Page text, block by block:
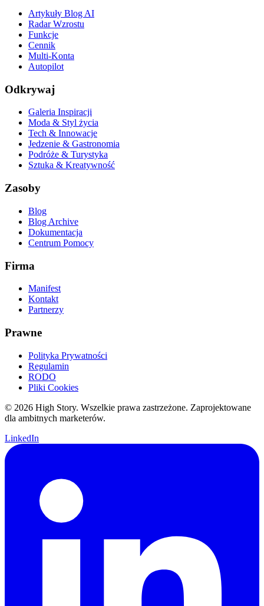
Artykuły Blog AI
Radar Wzrostu
Funkcje
Cennik
Multi-Konta
Autopilot
Odkrywaj
Galeria Inspiracji
Moda & Styl życia
Tech & Innowacje
Jedzenie & Gastronomia
Podróże & Turystyka
Sztuka & Kreatywność
Zasoby
Blog
Blog Archive
Dokumentacja
Centrum Pomocy
Firma
Manifest
Kontakt
Partnerzy
Prawne
Polityka Prywatności
Regulamin
RODO
Pliki Cookies
© 2026 High Story. Wszelkie prawa zastrzeżone. Zaprojektowane
dla ambitnych marketerów.
LinkedIn